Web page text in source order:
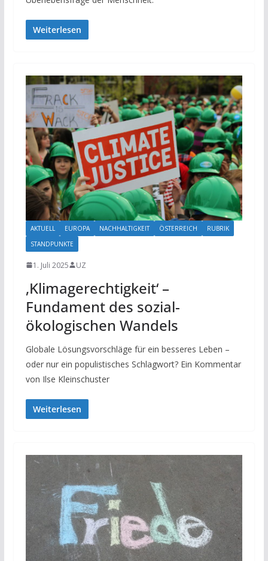
Weiterlesen
AKTUELL EUROPA NACHHALTIGKEIT ÖSTERREICH
RUBRIK
STANDPUNKTE
1. Juli 2025 UZ
‚Klimagerechtigkeit‘ –
Fundament des sozial-
ökologischen Wandels
Globale Lösungsvorschläge für ein besseres Leben –
oder nur ein populistisches Schlagwort? Ein Kommentar
von Ilse Kleinschuster
Weiterlesen